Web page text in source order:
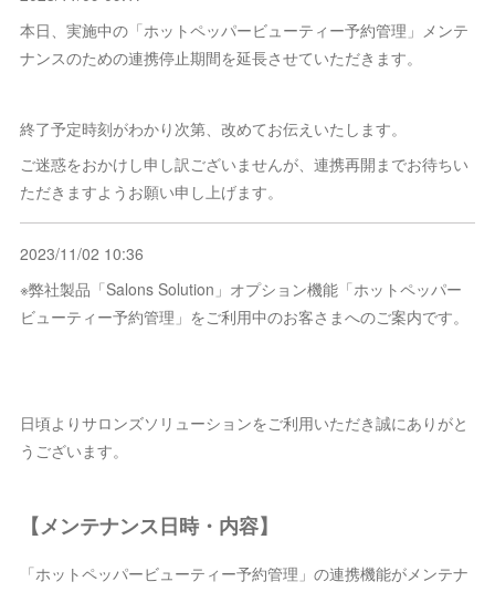
本日、実施中の「ホットペッパービューティー予約管理」メンテ
ナンスのための連携停止期間を延長させていただきます。
終了予定時刻がわかり次第、改めてお伝えいたします。
ご迷惑をおかけし申し訳ございませんが、連携再開までお待ちい
ただきますようお願い申し上げます。
2023/11/02 10:36
※弊社製品「Salons Solution」オプション機能「ホットペッパー
ビューティー予約管理」をご利用中のお客さまへのご案内です。
日頃よりサロンズソリューションをご利用いただき誠にありがと
うございます。
【メンテナンス日時・内容】
「ホットペッパービューティー予約管理」の連携機能がメンテナ